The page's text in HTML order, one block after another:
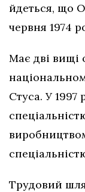
йдеться, що
червня 1974
Має дві вищі
Стуса. У
Трудовий